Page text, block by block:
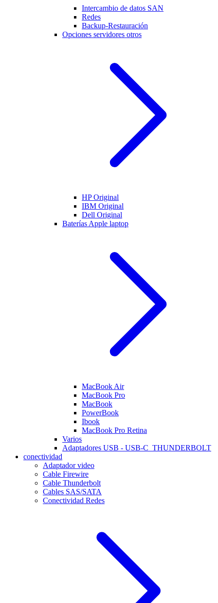
Intercambio de datos SAN
Redes
Backup-Restauración
Opciones servidores otros
HP Original
IBM Original
Dell Original
Baterías Apple laptop
MacBook Air
MacBook Pro
MacBook
PowerBook
Ibook
MacBook Pro Retina
Varios
Adaptadores USB - USB-C_THUNDERBOLT
conectividad
Adaptador video
Cable Firewire
Cable Thunderbolt
Cables SAS/SATA
Conectividad Redes